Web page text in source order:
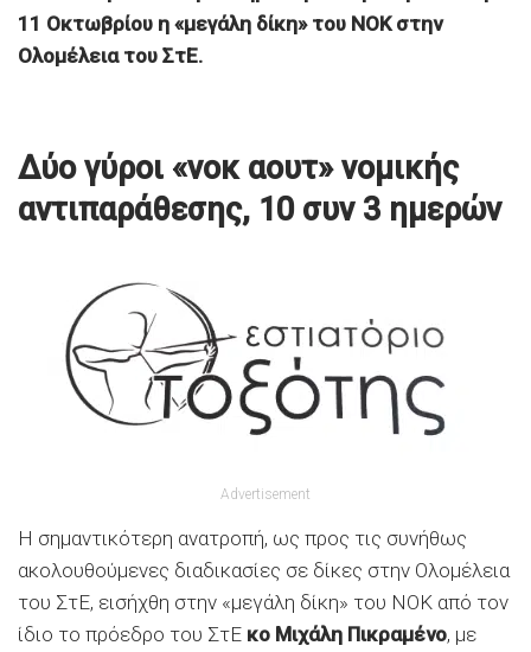
11 Οκτωβρίου η «μεγάλη δίκη» του ΝΟΚ στην
Ολομέλεια του ΣτΕ.
Δύο γύροι «νοκ αουτ» νομικής
αντιπαράθεσης, 10 συν 3 ημερών
Advertisement
Η σημαντικότερη ανατροπή, ως προς τις συνήθως
ακολουθούμενες διαδικασίες σε δίκες στην Ολομέλεια
του ΣτΕ, εισήχθη στην «μεγάλη δίκη» του ΝΟΚ από τον
ίδιο το πρόεδρο του ΣτΕ κο Μιχάλη Πικραμένο, με